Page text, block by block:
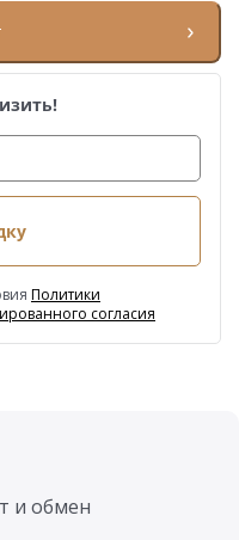
Политики
согласия
и обмен